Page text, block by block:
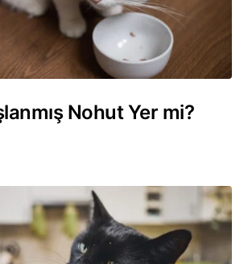
Nohut Yer mi?